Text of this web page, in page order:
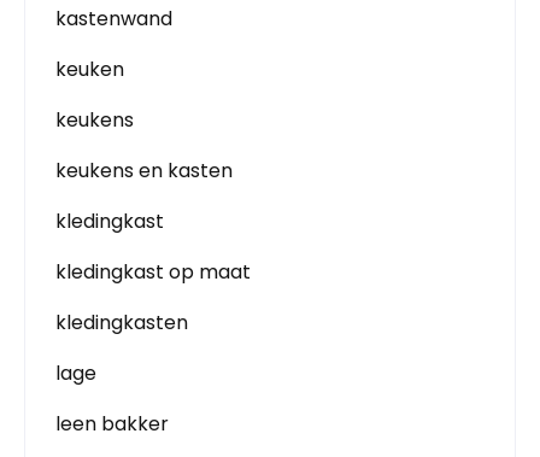
kastenwand
keuken
keukens
keukens en kasten
kledingkast
kledingkast op maat
kledingkasten
lage
leen bakker